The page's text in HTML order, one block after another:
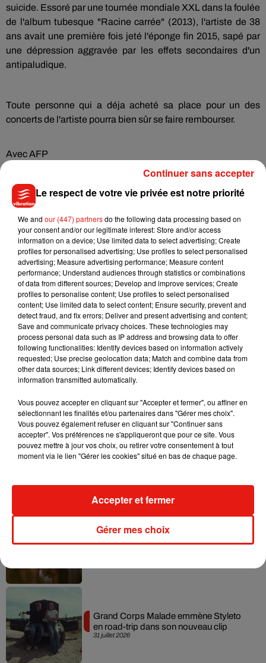
suicide. Essoré par une tournée mondiale XXL dans la foulée
de l'album tubesque "Racine carrée" (2013), l'artiste de 38
ans avait une première fois jeté l'éponge fin 2015, sapé par
une dépression aggravée par les effets secondaires d'un
antipaludique.
Toute personne qui a déja acheté sa place pour un des
concerts de l'artiste pourra bien sûr se faire rembourser.
Avec AFP
Cet élément est masqué compte-tenu du refus du
souhaitez l'afficher, merci de nous donner votre accord
en cliquant sur le bouton ci-dessous.
Afficher l'élément
Musique
Benny Blanco invite Selena Gomez et
Tiny Desk invite Charlie Puth pour une
sa tournée mondiale
31 juillet 2026
Grand Corps Malade emmène Styleto
en road-trip dans son nouveau clip
Le respect de votre vie privée est notre priorité
We and our (447) partnersdo the following data processing based on
your consent and/or our legitimate interest: Store and/or access
information on a device; Use limited data to select advertising; Create
profiles for personalised advertising; Use profiles to select personalised
advertising; Measure advertising performance; Measure content
performance; Understand audiences through statistics or combinations
of data from different sources; Develop and improve services; Create
profiles to personalise content; Use profiles to select personalised
content; Use limited data to select content; Ensure security, prevent and
detect fraud, and fix errors; Deliver and present advertising and content;
Save and communicate privacy choices. These technologies may
process personal data such as IP address and browsing data to offer
following functionalities: Identify devices based on information actively
requested; Use precise geolocation data; Match and combine data from
other data sources; Link different devices; Identify devices based on
information transmitted automatically.
Vous pouvez accepter en cliquant sur "Accepter et fermer", ou affiner en
sélectionnant les finalités et/ou partenaires dans "Gérer mes choix".
Vous pouvez également refuser en cliquant sur "Continuer sans
accepter". Vos préférences ne s'appliqueront que pour ce site. Vous
pouvez mettre à jour vos choix, ou retirer votre consentement à tout
moment via le lien "Gérer les cookies" situé en bas de chaque page.
Gérer mes choix
Accepter et fermer
Continuer sans accepter